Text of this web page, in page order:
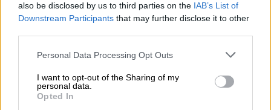
also be disclosed by us to third parties on the IAB’s List of
Downstream Participants that may further disclose it to other
Please note that this website/app uses one or more Google
not limited to your visit or usage behaviour. You may click to
grant or deny consent to Google and its third-party tags to
use your data for below specified purposes in below Google
Personal Data Processing Opt Outs
I want to opt-out of the Sharing of my
personal data.
Opted In